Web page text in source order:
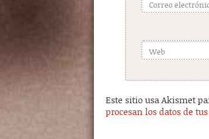
Correo
Web
Este sitio usa Akismet
procesan los datos de